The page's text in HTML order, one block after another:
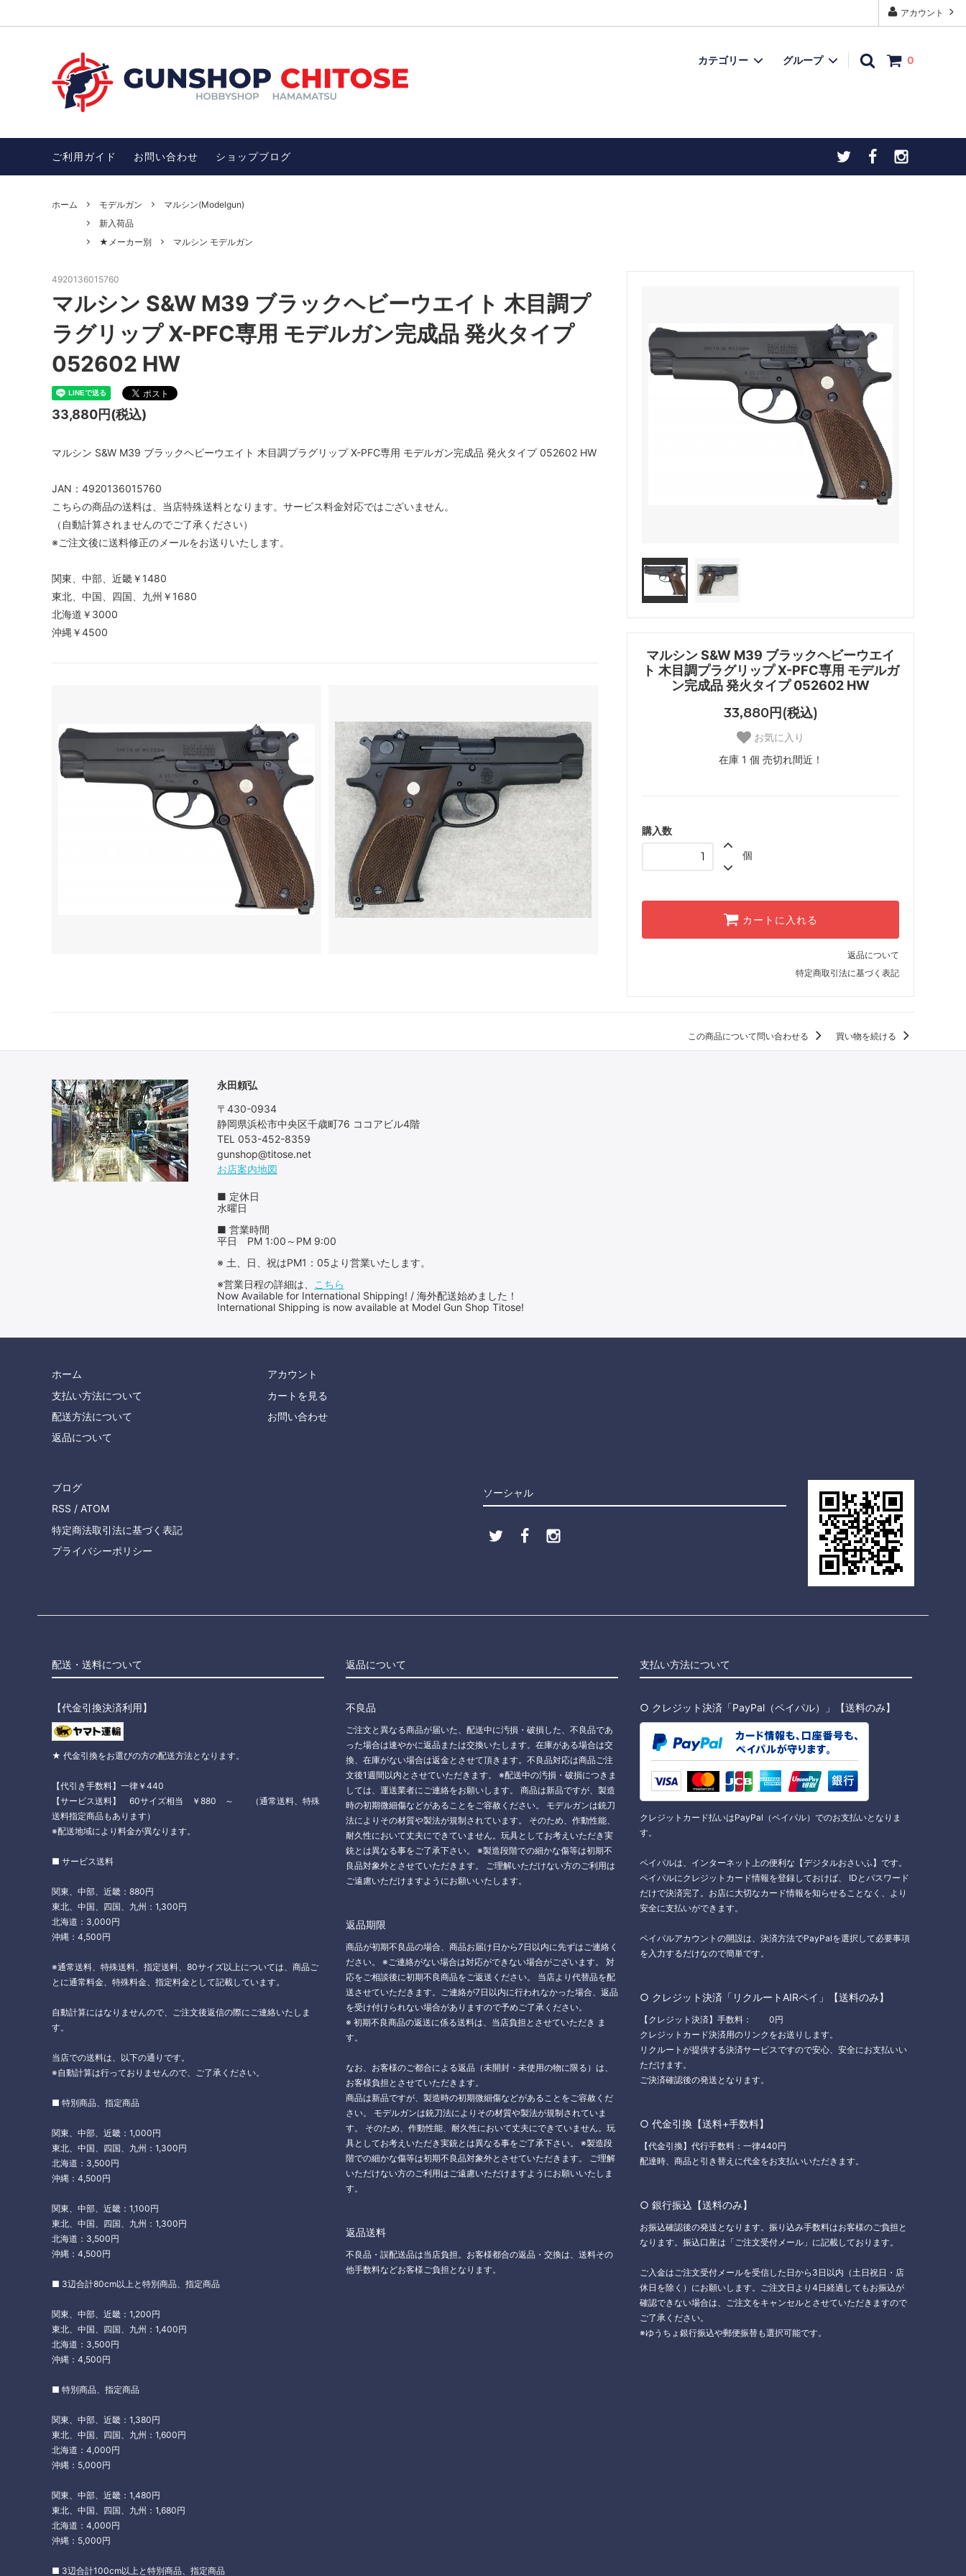
アカウント
0
カテゴリー
ガスガン
ガンアクセサリー サバゲー装備品 ミリタリーアイテム 忍者ダーツ・手裏剣ダーツ
その他、雑貨（インテリア、ファッショ
ン）
グループ
お買い得品SALE
オススメ！モデルガン
オススメ！エアガン・ガスガン・電動ガ
ン
子供向け１０歳以上用１４歳以上用 チトセオリジナル製品
完売品
ご利用ガイド お問い合わせ ショップブログ
ホーム モデルガン
マルシン(Modelgun)
新入荷品
★メーカー別
マルシン モデルガン
マルシン S&W M39 ブラックヘビーウエイ
ト 木目調プラグリップ X-PFC専用 モデルガ
ン完成品 発火タイプ 052602 HW
33,880円(税込)
お気に入り
在庫 1 個 売切れ間近！
購入数
個
カートに入れる
返品について
特定商取引法に基づく表記
4920136015760
マルシン S&W M39 ブラックヘビーウエイト 木目調プ
ラグリップ X-PFC専用 モデルガン完成品 発火タイプ
052602 HW
33,880円(税込)
マルシン S&W M39 ブラックヘビーウエイト 木目調プラグリップ X-PFC専用 モデルガン完成品 発火タイプ 052602 HW
JAN：4920136015760
こちらの商品の送料は、当店特殊送料となります。サービス料金対応ではございません。
（自動計算されませんのでご了承ください）
※ご注文後に送料修正のメールをお送りいたします。
関東、中部、近畿￥1480
東北、中国、四国、九州￥1680
北海道￥3000
沖縄￥4500
この商品について問い合わせる 買い物を続ける
永田頼弘
〒430-0934
静岡県浜松市中央区千歳町76 ココアビル4階
TEL 053-452-8359
gunshop@titose.net
お店案内地図
■ 定休日
水曜日
■ 営業時間
平日 PM 1:00～PM 9:00
※ 土、日、祝はPM1：05より営業いたします。
※営業日程の詳細は、
こちら
Now Available for International Shipping! / 海外配送始めました！
International Shipping is now available at Model Gun Shop Titose!
ホーム
支払い方法について
配送方法について
返品について
アカウント
カートを見る
お問い合わせ
ソーシャル
ブログ
RSS / ATOM
特定商法取引法に基づく表記
プライバシーポリシー
配送・送料について
【代金引換決済利用】
★ 代金引換をお選びの方の配送方法となります。
【代引き手数料】一律￥440
【サービス送料】 60サイズ相当 ￥880 ～ （通常送料、特殊
送料指定商品もあります）
※配送地域により料金が異なります。
■ サービス送料
関東、中部、近畿：880円
東北、中国、四国、九州：1,300円
北海道：3,000円
沖縄：4,500円
※通常送料、特殊送料、指定送料、80サイズ以上については、商品ご
とに通常料金、特殊料金、指定料金として記載しています。
自動計算にはなりませんので、ご注文後返信の際にご連絡いたしま
す。
当店での送料は、以下の通りです。
※自動計算は行っておりませんので、ご了承ください。
■ 特別商品、指定商品
関東、中部、近畿：1,000円
東北、中国、四国、九州：1,300円
北海道：3,500円
沖縄：4,500円
関東、中部、近畿：1,100円
東北、中国、四国、九州：1,300円
北海道：3,500円
沖縄：4,500円
■ 3辺合計80cm以上と特別商品、指定商品
関東、中部、近畿：1,200円
東北、中国、四国、九州：1,400円
北海道：3,500円
沖縄：4,500円
■ 特別商品、指定商品
関東、中部、近畿：1,380円
東北、中国、四国、九州：1,600円
北海道：4,000円
沖縄：5,000円
関東、中部、近畿：1,480円
東北、中国、四国、九州：1,680円
北海道：4,000円
沖縄：5,000円
■ 3辺合計100cm以上と特別商品、指定商品
返品について
不良品
ご注文と異なる商品が届いた、配送中に汚損・破損した、不良品であ
った場合は速やかに返品または交換いたします。在庫がある場合は交
換、在庫がない場合は返金とさせて頂きます。不良品対応は商品ご注
文後1週間以内とさせていただきます。 ※配送中の汚損・破損につきま
しては、運送業者にご連絡をお願いします。 商品は新品ですが、製造
時の初期微細傷などがあることをご容赦ください。 モデルガンは銃刀
法によりその材質や製法が規制されています。 そのため、作動性能、
耐久性において丈夫にできていません。玩具としてお考えいただき実
銃とは異なる事をご了承下さい。 ※製造段階での細かな傷等は初期不
良品対象外とさせていただきます。 ご理解いただけない方のご利用は
ご遠慮いただけますようにお願いいたします。
返品期限
商品が初期不良品の場合、商品お届け日から7日以内に先ずはご連絡く
ださい。 ※ご連絡がない場合は対応ができない場合がございます。 対
応をご相談後に初期不良商品をご返送ください。 当店より代替品を配
送させていただきます。ご連絡が7日以内に行われなかった場合、返品
を受け付けられない場合がありますので予めご了承ください。
※ 初期不良商品の返送に係る送料は、当店負担とさせていただき ま
す。
なお、お客様のご都合による返品（未開封・未使用の物に限る）は、
お客様負担とさせていただきます。
商品は新品ですが、製造時の初期微細傷などがあることをご容赦くだ
さい。 モデルガンは銃刀法によりその材質や製法が規制されていま
す。 そのため、作動性能、耐久性において丈夫にできていません。玩
具としてお考えいただき実銃とは異なる事をご了承下さい。 ※製造段
階での細かな傷等は初期不良品対象外とさせていただきます。 ご理解
いただけない方のご利用はご遠慮いただけますようにお願いいたしま
す。
返品送料
不良品・誤配送品は当店負担。お客様都合の返品・交換は、送料その
他手数料などお客様ご負担となります。
支払い方法について
○ クレジット決済「PayPal（ペイパル）」【送料のみ】
クレジットカード払いはPayPal（ペイパル）でのお支払いとなりま
す。
ペイパルは、インターネット上の便利な【デジタルおさいふ】です。
ペイパルにクレジットカード情報を登録しておけば、 IDとパスワード
だけで決済完了。お店に大切なカード情報を知らせることなく、より
安全に支払いができます。
ペイパルアカウントの開設は、決済方法でPayPalを選択して必要事項
を入力するだけなので簡単です。
○ クレジット決済「リクルートAIRペイ」【送料のみ】
【クレジット決済】手数料： 0円
クレジットカード決済用のリンクをお送りします。
リクルートが提供する決済サービスですので安心、安全にお支払いい
ただけます。
ご決済確認後の発送となります。
○ 代金引換【送料+手数料】
【代金引換】代行手数料：一律440円
配達時、商品と引き替えに代金をお支払いいただきます。
○ 銀行振込【送料のみ】
お振込確認後の発送となります。振り込み手数料はお客様のご負担と
なります。振込口座は「ご注文受付メール」に記載しております。
ご入金はご注文受付メールを受信した日から3日以内（土日祝日・店
休日を除く）にお願いします。ご注文日より4日経過してもお振込が
確認できない場合は、ご注文をキャンセルとさせていただきますので
ご了承ください。
※ゆうちょ銀行振込や郵便振替も選択可能です。